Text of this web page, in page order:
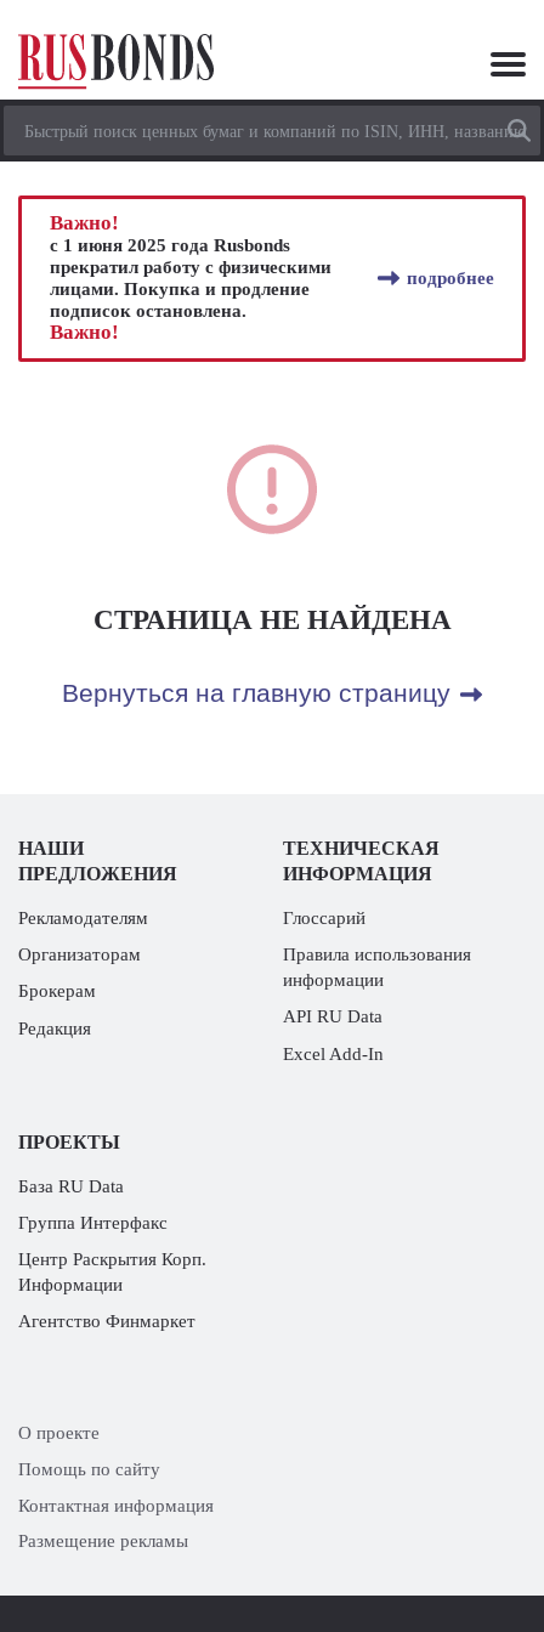
Важно!
с 1 июня 2025 года Rusbonds
прекратил работу с физическими
лицами. Покупка и продление
подписок остановлена.
подробнее
Важно!
СТРАНИЦА НЕ НАЙДЕНА
Вернуться на главную страницу
НАШИ
ПРЕДЛОЖЕНИЯ
Рекламодателям
Организаторам
Брокерам
Редакция
ТЕХНИЧЕСКАЯ
ИНФОРМАЦИЯ
Глоссарий
Правила использования
информации
API RU Data
Excel Add-In
ПРОЕКТЫ
База RU Data
Группа Интерфакс
Центр Раскрытия Корп.
Информации
Агентство Финмаркет
О проекте
Помощь по сайту
Контактная информация
Размещение рекламы